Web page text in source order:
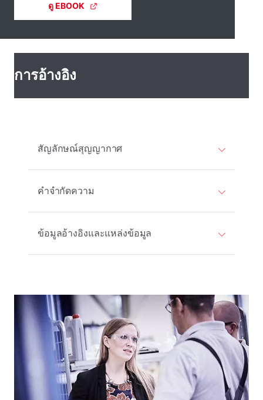
ดู EBOOK
การอ้างอิง
สัญลักษณ์สุญญากาศ
คําจํากัดความ
ข้อมูลอ้างอิงและแหล่งข้อมูล